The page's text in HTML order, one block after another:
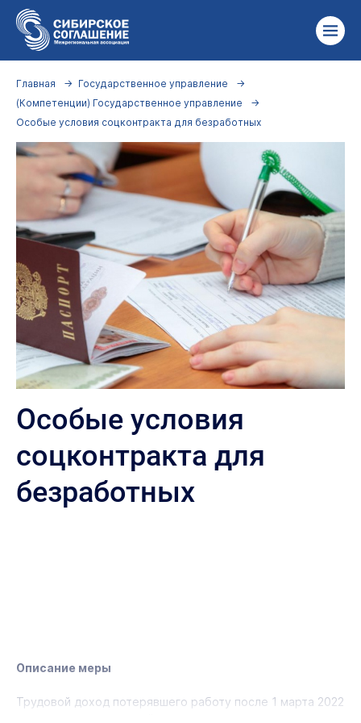
Главная
Государственное управление
(Компетенции) Государственное управление
Особые условия соцконтракта для безработных
Особые условия
соцконтракта для
безработных
Описание меры
Трудовой доход потерявшего работу после 1 марта 2022